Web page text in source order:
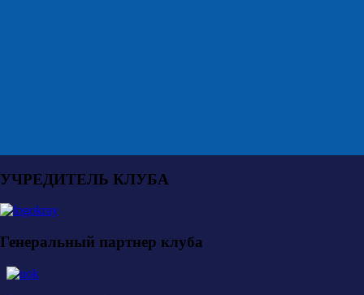
УЧРЕДИТЕЛЬ КЛУБА
Генеральный партнер клуба